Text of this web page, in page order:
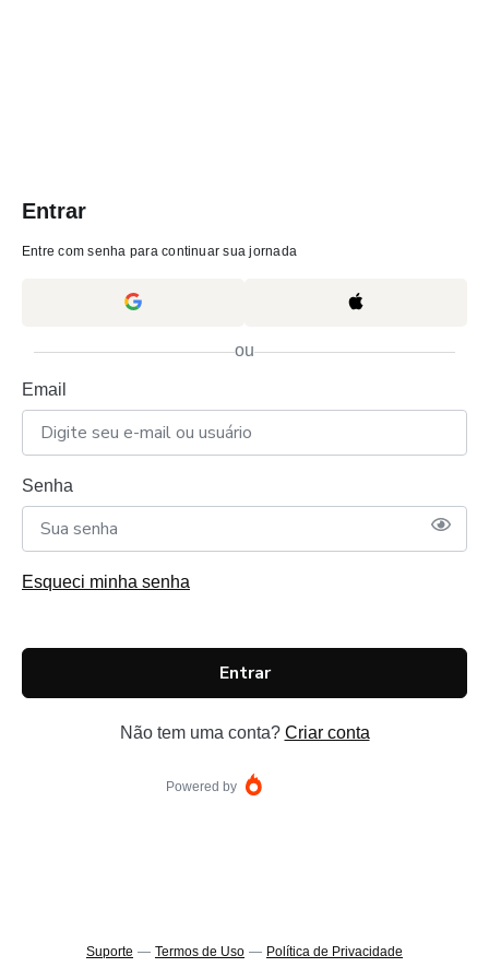
Entrar
Entre com senha para continuar sua jornada
ou
Email
Senha
Esqueci minha senha
Entrar
Não tem uma conta? Criar conta
Powered by
Suporte — Termos de Uso — Política de Privacidade